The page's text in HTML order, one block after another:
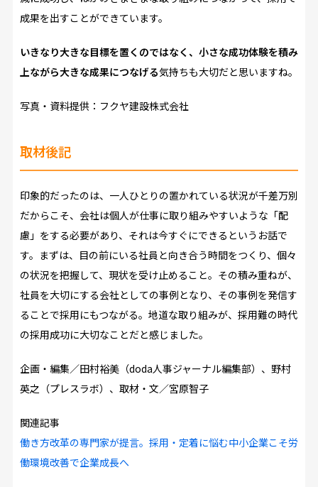
成果を出すことができています。
いきなり大きな目標を置くのではなく、小さな成功体験を積み
上ながら大きな成果につなげる気持ちも大切だと思いますね。
写真・資料提供：フクヤ建設株式会社
取材後記
印象的だったのは、一人ひとりの置かれている状況が千差万別
だからこそ、会社は個人が仕事に取り組みやすいような「配
慮」をする必要があり、それは今すぐにできるというお話で
す。まずは、目の前にいる社員と向き合う時間をつくり、個々
の状況を把握して、現状を受け止めること。その積み重ねが、
社員を大切にする会社としての事例となり、その事例を発信す
ることで採用にもつながる。地道な取り組みが、採用難の時代
の採用成功に大切なことだと感じました。
企画・編集／田村裕美（doda人事ジャーナル編集部）、野村
英之（プレスラボ）、取材・文／宮原智子
関連記事
働き方改革の専門家が提言。採用・定着に悩む中小企業こそ労
働環境改善で企業成長へ